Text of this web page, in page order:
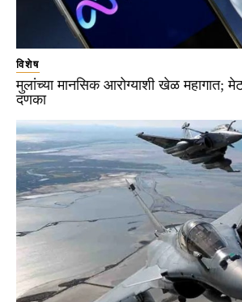
विशेष
मुलांच्या मानसिक आरोग्याशी खेळ महागात;
दणका